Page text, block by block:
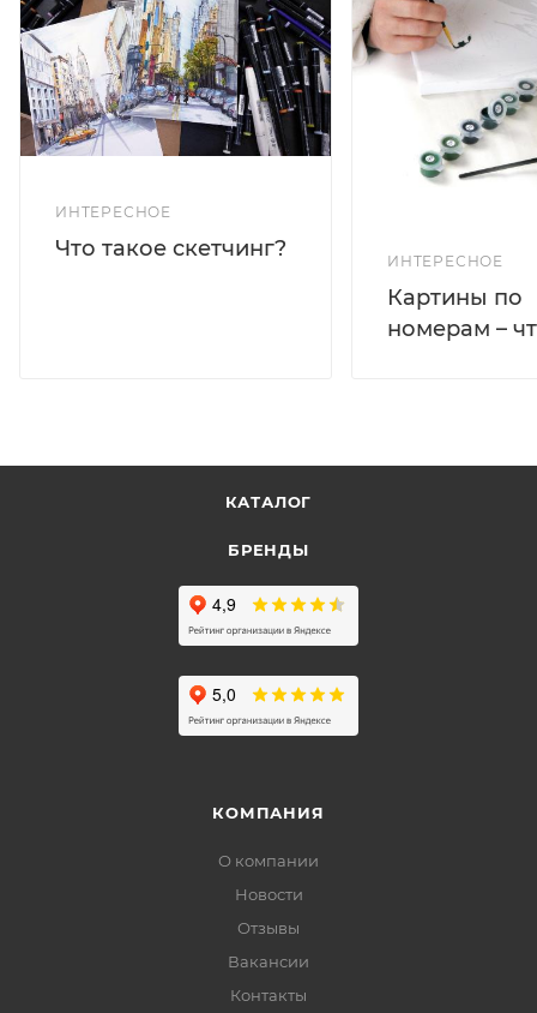
ИНТЕРЕСНОЕ
Что такое скетчинг?
ИНТЕРЕСНОЕ
Картины по
номерам –
КАТАЛОГ
БРЕНДЫ
КОМПАНИЯ
О компании
Новости
Отзывы
Вакансии
Контакты